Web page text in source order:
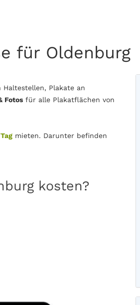
für Oldenburg
Plakate an
Fotos für alle Plakatflächen von
mieten. Darunter befinden
kosten?